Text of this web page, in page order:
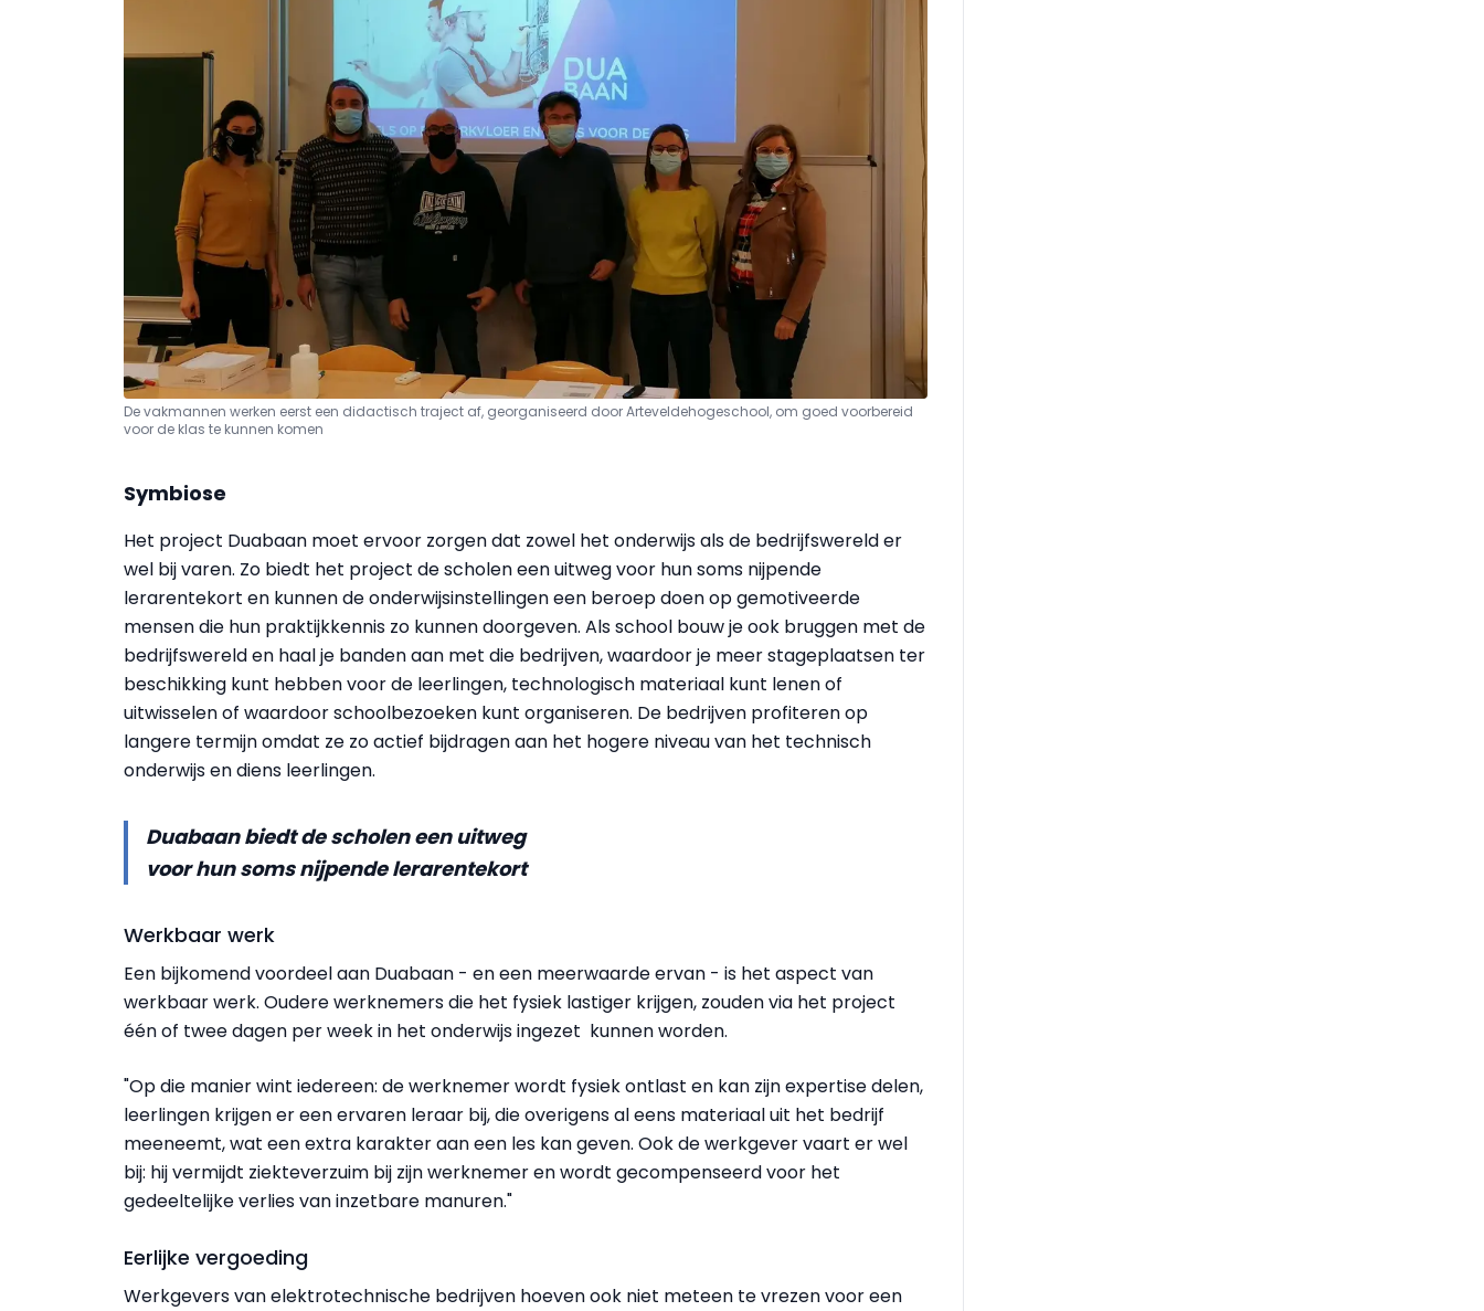
De vakmannen werken eerst een didactisch traject af, georganiseerd door Arteveldehogeschool, om goed voorbereid
voor de klas te kunnen komen
Symbiose
Het project Duabaan moet ervoor zorgen dat zowel het onderwijs als de bedrijfswereld er
wel bij varen. Zo biedt het project de scholen een uitweg voor hun soms nijpende
lerarentekort en kunnen de onderwijsinstellingen een beroep doen op gemotiveerde
mensen die hun praktijkkennis zo kunnen doorgeven. Als school bouw je ook bruggen met de
bedrijfswereld en haal je banden aan met die bedrijven, waardoor je meer stageplaatsen ter
beschikking kunt hebben voor de leerlingen, technologisch materiaal kunt lenen of
uitwisselen of waardoor schoolbezoeken kunt organiseren. De bedrijven profiteren op
langere termijn omdat ze zo actief bijdragen aan het hogere niveau van het technisch
onderwijs en diens leerlingen.
Duabaan biedt de scholen een uitweg
voor hun soms nijpende lerarentekort
Werkbaar werk
Een bijkomend voordeel aan Duabaan - en een meerwaarde ervan - is het aspect van
werkbaar werk. Oudere werknemers die het fysiek lastiger krijgen, zouden via het project
één of twee dagen per week in het onderwijs ingezet kunnen worden.
"Op die manier wint iedereen: de werknemer wordt fysiek ontlast en kan zijn expertise delen,
leerlingen krijgen er een ervaren leraar bij, die overigens al eens materiaal uit het bedrijf
meeneemt, wat een extra karakter aan een les kan geven. Ook de werkgever vaart er wel
bij: hij vermijdt ziekteverzuim bij zijn werknemer en wordt gecompenseerd voor het
gedeeltelijke verlies van inzetbare manuren."
Eerlijke vergoeding
Werkgevers van elektrotechnische bedrijven hoeven ook niet meteen te vrezen voor een